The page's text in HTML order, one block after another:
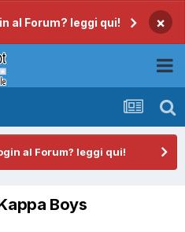
al Forum? leggi qui! ×
al Forum? leggi qui!
Boys